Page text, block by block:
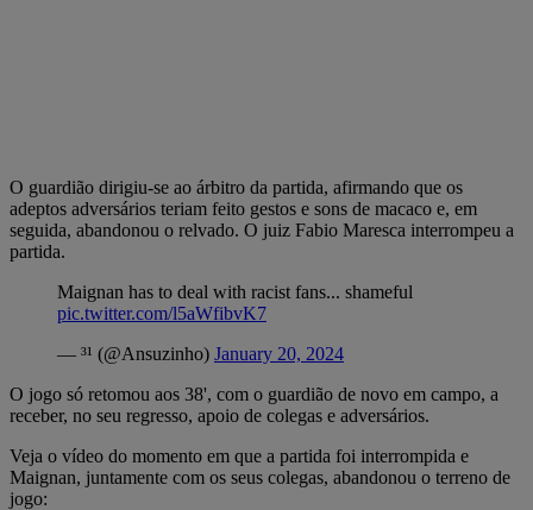
O guardião dirigiu-se ao árbitro da partida, afirmando que os
adeptos adversários teriam feito gestos e sons de macaco e, em
seguida, abandonou o relvado. O juiz Fabio Maresca interrompeu a
partida.
Maignan has to deal with racist fans... shameful
pic.twitter.com/l5aWfibvK7
— ³¹ (@Ansuzinho) January 20, 2024
O jogo só retomou aos 38', com o guardião de novo em campo, a
receber, no seu regresso, apoio de colegas e adversários.
Veja o vídeo do momento em que a partida foi interrompida e
Maignan, juntamente com os seus colegas, abandonou o terreno de
jogo: